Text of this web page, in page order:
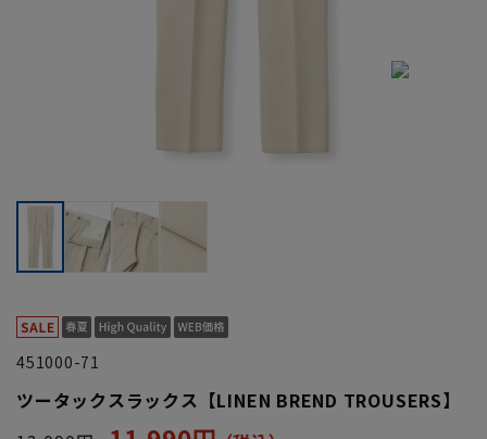
451000-71
ツータックスラックス【LINEN BREND TROUSERS】